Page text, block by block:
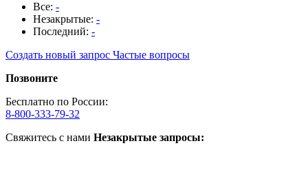
Все: -
Незакрытые: -
Последний: -
Создать новый запрос Частые вопросы
Позвоните
Бесплатно по России:
8-800-333-79-32
Свяжитесь с нами Незакрытые запросы: